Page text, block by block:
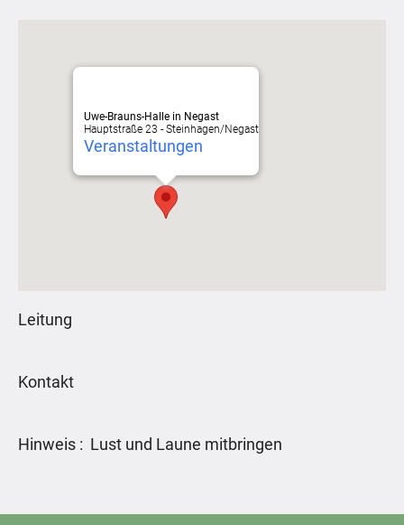
Uwe-Brauns-Halle in Negast
Hauptstraße 23 - Steinhagen/Negast
Veranstaltungen
Leitung
Kontakt
Hinweis : Lust und Laune mitbringen